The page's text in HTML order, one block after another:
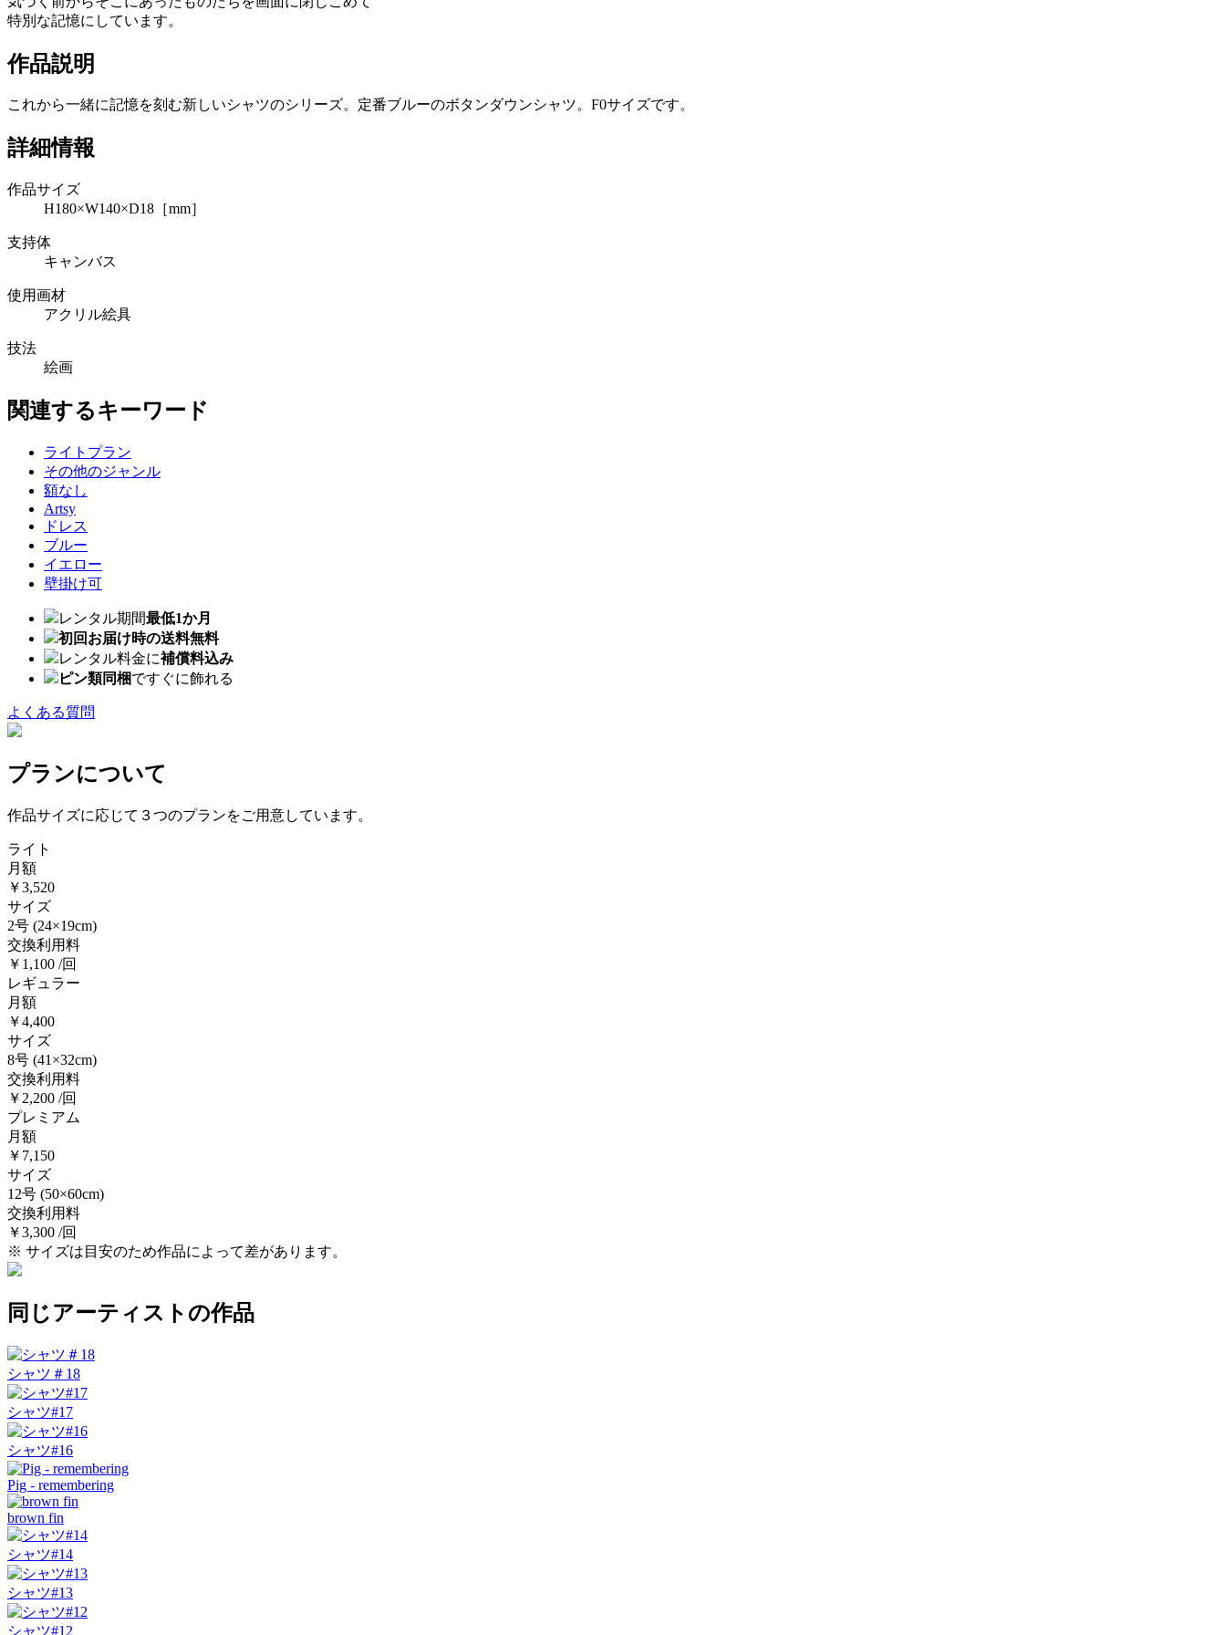
特別な記憶にしています。
作品説明
これから一緒に記憶を刻む新しいシャツのシリーズ。定番ブルーのボタンダウンシャツ。F0サイズです。
詳細情報
作品サイズ
H180×W140×D18［mm］
支持体
キャンバス
使用画材
アクリル絵具
技法
絵画
関連するキーワード
ライトプラン
その他のジャンル
額なし
Artsy
ドレス
ブルー
イエロー
壁掛け可
レンタル期間最低1か月
初回お届け時の送料無料
レンタル料金に補償料込み
ピン類同梱ですぐに飾れる
よくある質問
プランについて
作品サイズに応じて３つのプランをご用意しています。
ライト
月額
￥3,520
サイズ
2号 (24×19cm)
交換利用料
￥1,100 /回
レギュラー
月額
￥4,400
サイズ
8号 (41×32cm)
交換利用料
￥2,200 /回
プレミアム
月額
￥7,150
サイズ
12号 (50×60cm)
交換利用料
￥3,300 /回
※ サイズは目安のため作品によって差があります。
同じアーティストの作品
シャツ＃18
シャツ#17
シャツ#16
Pig - remembering
brown fin
シャツ#14
シャツ#13
シャツ#12